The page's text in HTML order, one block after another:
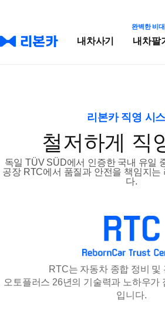
내차사기
완벽한 비
내차팔
리본카 직영 시
철저하게 직
독일 TÜV SÜD에서 인증한 국내 유일
공장 RTC에서 품질과 안전을 책임지는
다.
RTC는 자동차 종합 정비 및
오토플러스 26년의 기술력과 노하우가
입니다.